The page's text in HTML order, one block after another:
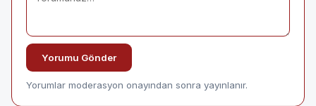
Yorumu Gönder
Yorumlar moderasyon onayından sonra yayınlanır.